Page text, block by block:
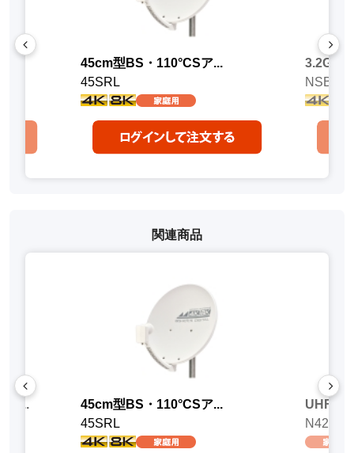
45cm型BS・110°CSア...
45SRL
3.2GHz
関連商品
界...
45cm型BS・110°CSア...
45SRL
UHF電